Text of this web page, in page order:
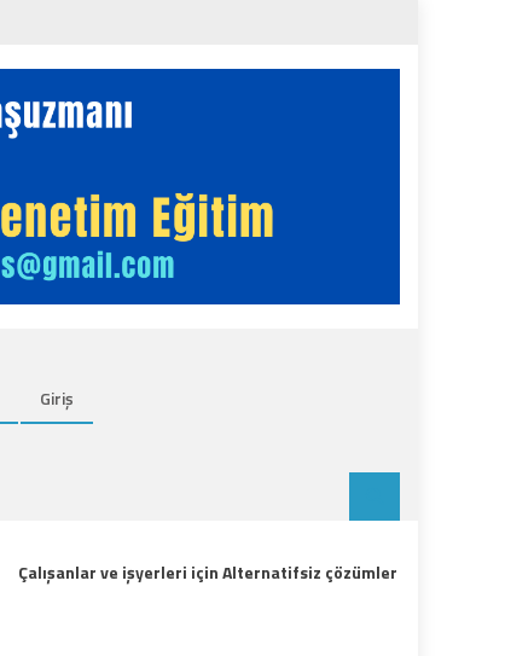
Giriş
Çalışanlar ve işyerleri için Alternatifsiz çözümler